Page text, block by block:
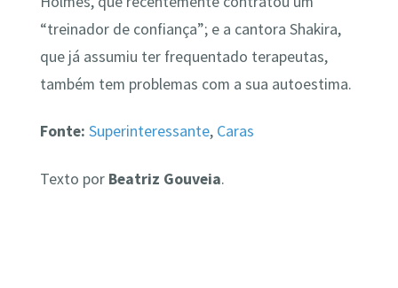
“treinador de confiança”; e a cantora Shakira,
que já assumiu ter frequentado terapeutas,
também tem problemas com a sua autoestima.
Fonte: Superinteressante, Caras
Texto por Beatriz Gouveia.